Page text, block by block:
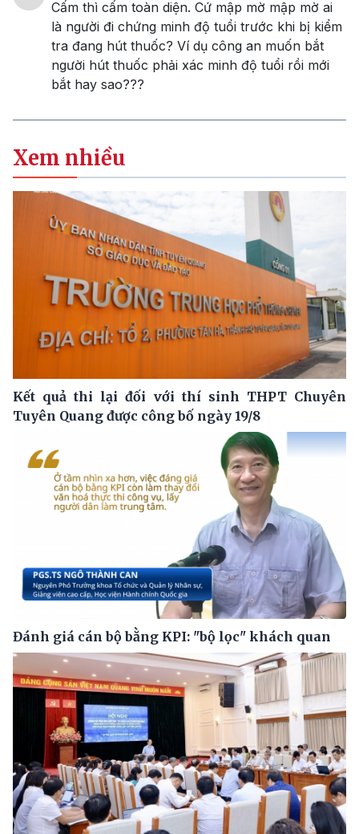
Cấm thì cấm toàn diện. Cứ mập mờ mập mờ ai
là người đi chứng minh độ tuổi trước khi bị kiểm
tra đang hút thuốc? Ví dụ công an muốn bắt
người hút thuốc phải xác minh độ tuổi rồi mới
bắt hay sao???
Xem nhiều
Kết quả thi lại đối với thí sinh THPT Chuyên
Tuyên Quang được công bố ngày 19/8
Đánh giá cán bộ bằng KPI: "bộ lọc" khách quan